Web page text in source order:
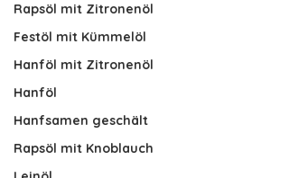
Rapsöl mit Zitronenöl
Festöl mit Kümmelöl
Hanföl mit Zitronenöl
Hanföl
Hanfsamen geschält
Rapsöl mit Knoblauch